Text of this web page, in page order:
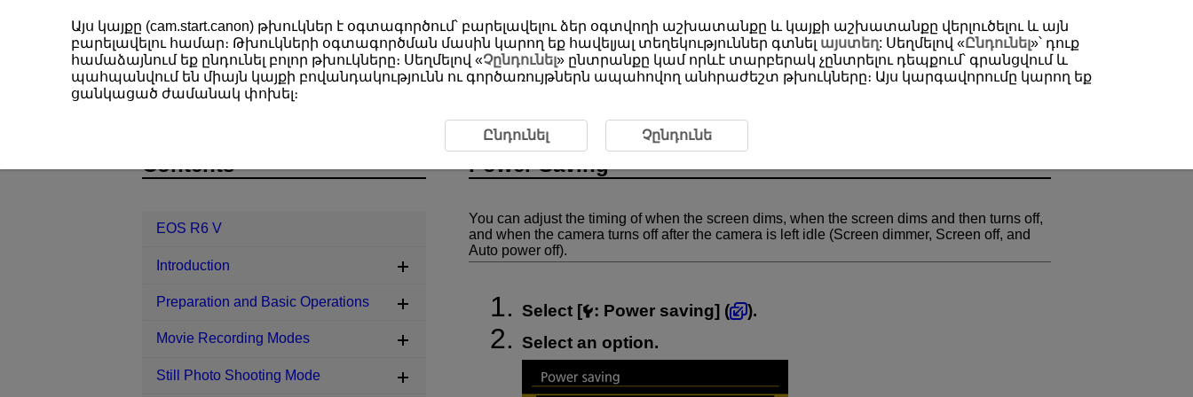
EOS R6 V Set-up Power Saving
Power Saving
You can adjust the timing of when the screen dims, when the screen dims and then turns off,
and when the camera turns off after the camera is left idle (Screen dimmer, Screen off, and
Auto power off).
Select [ : Power saving] (
).
Select an option.
Contents
EOS R6 V
Introduction
Preparation and Basic Operations
Movie Recording Modes
Still Photo Shooting Mode
Այս կայքը (cam.start.canon) թխուկներ է օգտագործում՝ բարելավելու ձեր օգտվողի աշխատանքը և կայքի աշխատանքը վերլուծելու և այն
բարելավելու համար։ Թխուկների օգտագործման մասին կարող եք հավելյալ տեղեկություններ գտնել այստեղ: Սեղմելով «Ընդունել»՝ դուք
համաձայնում եք ընդունել բոլոր թխուկները։ Սեղմելով «Չընդունել» ընտրանքը կամ որևէ տարբերակ չընտրելու դեպքում՝ գրանցվում և
պահպանվում են միայն կայքի բովանդակությունն ու գործառույթներն ապահովող անհրաժեշտ թխուկները։ Այս կարգավորումը կարող եք
ցանկացած ժամանակ փոխել։
Ընդունել Չընդունե